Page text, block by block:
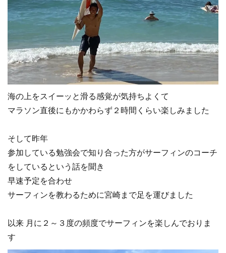
海の上をスイーッと滑る感覚が気持ちよくて
マラソン直後にもかかわらず２時間くらい楽しみました
そして昨年
参加している勉強会で知り合った方がサーフィンのコーチ
をしているという話を聞き
早速予定を合わせ
サーフィンを教わるために宮崎まで足を運びました
以来 月に２～３度の頻度でサーフィンを楽しんでおりま
す